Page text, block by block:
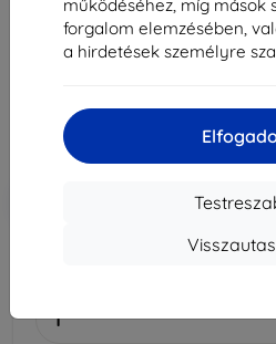
működéséhez, míg mások
forgalom elemzésében,
a hirdetések személyre
Leírás és
6 921 Ft
Ár ÁFA nelkül
Kedvezmény